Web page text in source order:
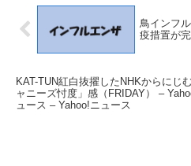
鳥インフ
疫措置が
KAT-TUN紅白抜擢したNHKからにじ
ャニーズ忖度」感（FRIDAY） –
ュース – Yahoo!ニュース